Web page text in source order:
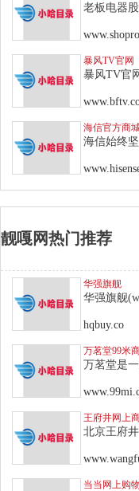
老板电器
暴风TV官网
暴风TV官
海信官方商
海信始终
靓嘎网热门推荐
华强旗舰
华强旗舰
hqbuy.co
万茗堂99米
万茗堂是
王府井网上
北京王府
当当网上购